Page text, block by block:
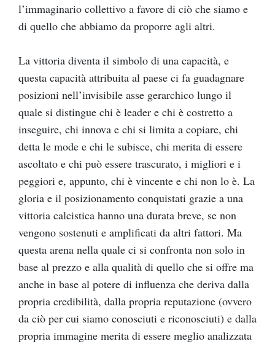
l’immaginario collettivo a favore di ciò che siamo e
di quello che abbiamo da proporre agli altri.
La vittoria diventa il simbolo di una capacità, e
questa capacità attribuita al paese ci fa guadagnare
posizioni nell’invisibile asse gerarchico lungo il
quale si distingue chi è leader e chi è costretto a
inseguire, chi innova e chi si limita a copiare, chi
detta le mode e chi le subisce, chi merita di essere
ascoltato e chi può essere trascurato, i migliori e i
peggiori e, appunto, chi è vincente e chi non lo è. La
gloria e il posizionamento conquistati grazie a una
vittoria calcistica hanno una durata breve, se non
vengono sostenuti e amplificati da altri fattori. Ma
questa arena nella quale ci si confronta non solo in
base al prezzo e alla qualità di quello che si offre ma
anche in base al potere di influenza che deriva dalla
propria credibilità, dalla propria reputazione (ovvero
da ciò per cui siamo conosciuti e riconosciuti) e dalla
propria immagine merita di essere meglio analizzata